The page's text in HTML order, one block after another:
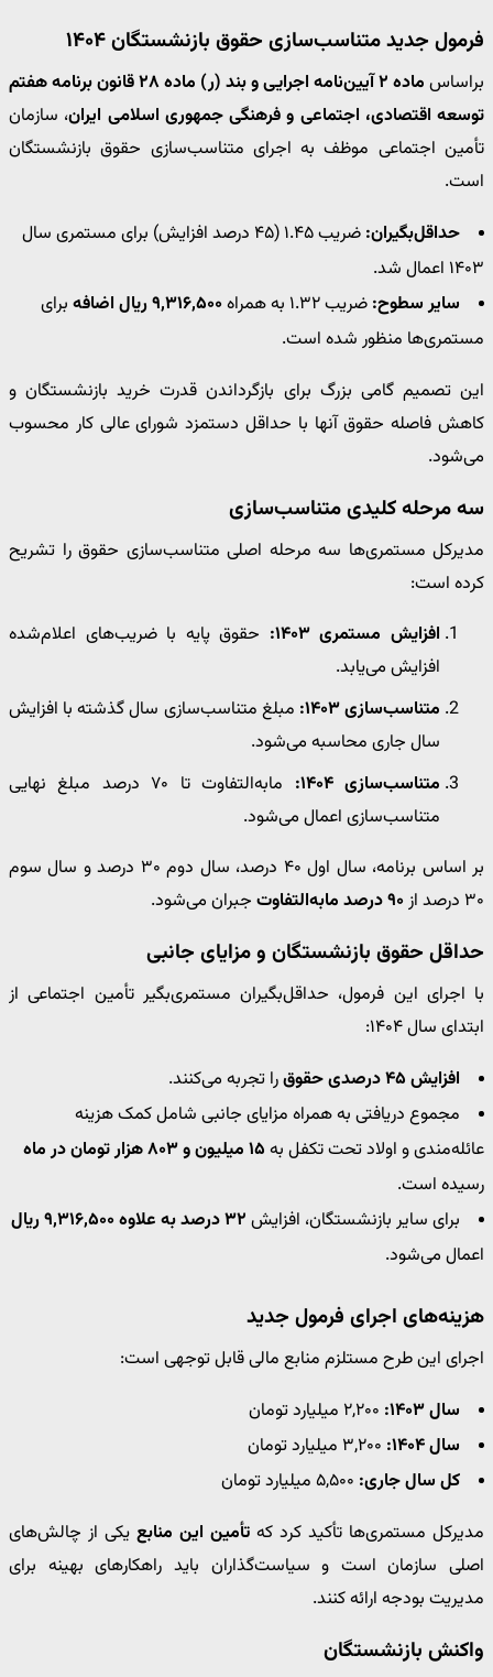
فرمول جدید متناسب‌سازی حقوق بازنشستگان ۱۴۰۴
براساس
ماده ۲ آیین‌نامه اجرایی و بند (ر) ماده ۲۸ قانون برنامه هفتم
توسعه اقتصادی، اجتماعی و فرهنگی جمهوری اسلامی ایران، سازمان
تأمین اجتماعی موظف به اجرای متناسب‌سازی حقوق بازنشستگان
است.
حداقل‌بگیران:
ضریب ۱.۴۵ (۴۵ درصد افزایش) برای مستمری سال
۱۴۰۳ اعمال شد.
سایر سطوح: ضریب ۱.۳۲ به همراه ۹,۳۱۶,۵۰۰ ریال اضافه
برای
مستمری‌ها منظور شده است.
این تصمیم گامی بزرگ برای بازگرداندن قدرت خرید بازنشستگان و
کاهش فاصله حقوق آنها با حداقل دستمزد شورای عالی کار محسوب
می‌شود.
سه مرحله کلیدی متناسب‌سازی
مدیرکل مستمری‌ها سه مرحله اصلی متناسب‌سازی حقوق را تشریح
کرده است:
افزایش مستمری ۱۴۰۳:
حقوق پایه با ضریب‌های اعلام‌شده
افزایش می‌یابد.
متناسب‌سازی ۱۴۰۳:
مبلغ متناسب‌سازی سال گذشته با افزایش
سال جاری محاسبه می‌شود.
متناسب‌سازی ۱۴۰۴:
مابه‌التفاوت تا ۷۰ درصد مبلغ نهایی
متناسب‌سازی اعمال می‌شود.
بر اساس برنامه، سال اول ۴۰ درصد، سال دوم ۳۰ درصد و سال سوم
۳۰ درصد از
۹۰ درصد مابه‌التفاوت جبران می‌شود.
حداقل حقوق بازنشستگان و مزایای جانبی
با اجرای این فرمول، حداقل‌بگیران مستمری‌بگیر تأمین اجتماعی از
ابتدای سال ۱۴۰۴:
افزایش ۴۵ درصدی حقوق
را تجربه می‌کنند.
مجموع دریافتی به همراه مزایای جانبی شامل کمک هزینه
عائله‌مندی و اولاد تحت تکفل به ۱۵ میلیون و ۸۰۳ هزار تومان در ماه
رسیده است.
برای سایر بازنشستگان، افزایش ۳۲ درصد به علاوه ۹,۳۱۶,۵۰۰ ریال
اعمال می‌شود.
هزینه‌های اجرای فرمول جدید
اجرای این طرح مستلزم منابع مالی قابل توجهی است:
سال ۱۴۰۳:
سال ۱۴۰۴:
کل سال جاری:
مدیرکل مستمری‌ها تأکید کرد که تأمین این منابع یکی از چالش‌های
اصلی سازمان است و سیاست‌گذاران باید راهکارهای بهینه برای
مدیریت بودجه ارائه کنند.
واکنش بازنشستگان